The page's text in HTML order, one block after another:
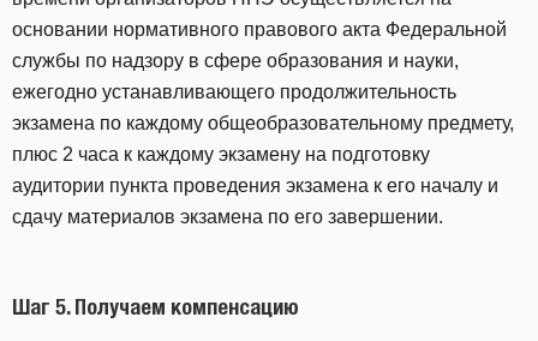
основании нормативного правового акта Федеральной
службы по надзору в сфере образования и науки,
ежегодно устанавливающего продолжительность
экзамена по каждому общеобразовательному предмету,
плюс 2 часа к каждому экзамену на подготовку
аудитории пункта проведения экзамена к его началу и
сдачу материалов экзамена по его завершении.
Шаг 5. Получаем компенсацию